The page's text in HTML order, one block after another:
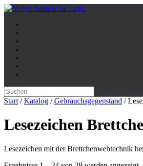
Zum
springen
Suche
nach:
Start /Katalog /Gebrauchsgegenstand /
Lesezeichen
Lesezeichen mit der Brettchenwebtechnik